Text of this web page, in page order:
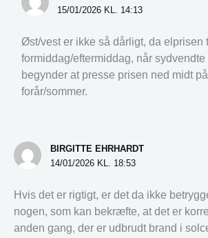
15/01/2026 KL. 14:13
Øst/vest er ikke så dårligt, da elprisen
formiddag/eftermiddag, når
begynder at presse prisen ned midt
forår/sommer.
BIRGITTE EHRHARDT
14/01/2026 KL. 18:53
Hvis det er rigtigt, er det da ikke
nogen, som kan bekræfte, at det er
anden gang, der er udbrudt brand i